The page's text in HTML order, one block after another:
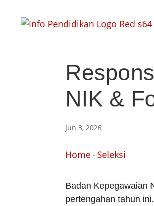
NIK &
Jun 3, 2026
Home- Seleksi
Badan Kepegawaian
pertengahan tahun